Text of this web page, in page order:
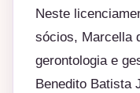
Neste
sócios, Marcella
gerontologia e
Benedito Batista